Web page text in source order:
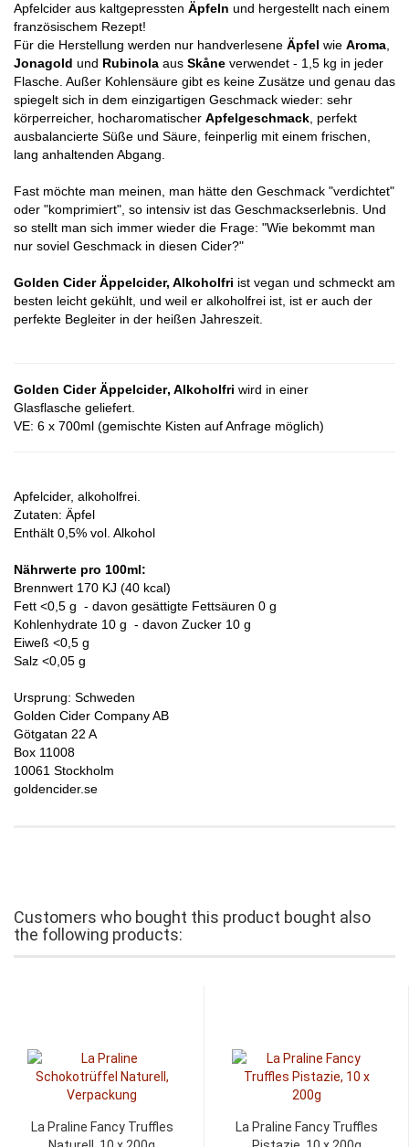
Apfelcider aus kaltgepressten Äpfeln und hergestellt nach einem
französischem Rezept!
Für die Herstellung werden nur handverlesene Äpfel wie Aroma
Jonagold und Rubinola aus Skåne verwendet - 1,5 kg in jeder
Flasche. Außer Kohlensäure gibt es keine Zusätze und genau das
spiegelt sich in dem einzigartigen Geschmack wieder: sehr
körperreicher, hocharomatischer Apfelgeschmack , perfekt
ausbalancierte Süße und Säure, feinperlig mit einem frischen,
lang anhaltenden Abgang.
Fast möchte man meinen, man hätte den Geschmack "verdichtet"
oder "komprimiert", so intensiv ist das Geschmackserlebnis. Und
so stellt man sich immer wieder die Frage: "Wie bekommt man
nur soviel Geschmack in diesen Cider?"
Golden Cider Äppelcider, Alkoholfri ist vegan und schmeckt am
besten leicht gekühlt, und weil er alkoholfrei ist, ist er auch der
perfekte Begleiter in der heißen Jahreszeit.
Golden CiderÄppelcider, Alkoholfri wird in einer
Glasflasche geliefert.
VE: 6 x 700ml (gemischte Kisten auf Anfrage möglich)
Apfelcider, alkoholfrei.
Zutaten: Äpfel
Enthält 0,5% vol. Alkohol
Nährwerte pro 100ml:
Brennwert 170 KJ (40 kcal)
Fett <0,5 g - davon gesättigte Fettsäuren 0 g
Kohlenhydrate 10 g - davon Zucker 10 g
Eiweß <0,5 g
Salz <0,05 g
Ursprung: Schweden
Golden Cider Company AB
Götgatan 22 A
Box 11008
10061 Stockholm
goldencider.se
Customers who bought this product bought also
the following products:
La Praline Fancy Truffles
La Praline Fancy Truffles